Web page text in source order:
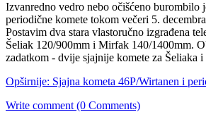
Izvanredno vedro nebo očišćeno burombilo
periodične komete tokom večeri 5.
Postavim dva stara vlastoručno izgrađena
Šeliak 120/900mm i Mirfak 140/1400mm.
zadatkom - dvije sjajnije komete za Šeliaka
Opširnije: Sjajna kometa 46P/Wirtanen i
Write comment (0 Comments)